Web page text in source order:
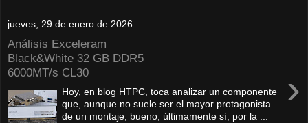
jueves, 29 de enero de 2026
Análisis Exceleram
Black&White 32 GB DDR5
6000MT/s CL30
›
Hoy, en blog HTPC, toca analizar un componente
que, aunque no suele ser el mayor protagonista
de un montaje; bueno, últimamente sí, por la ...